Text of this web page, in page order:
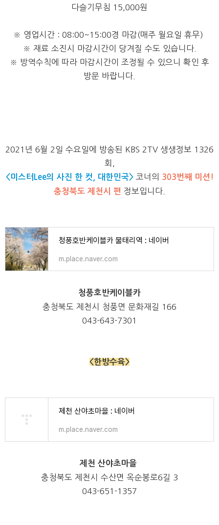
다슬기무침 15,000원
※ 영업시간 : 08:00~15:00경 마감(매주 월요일 휴무)
※ 재료 소진시 마감시간이 당겨질 수도 있습니다.
※ 방역수칙에 따라 마감시간이 조정될 수 있으니 확인 후
방문 바랍니다.
2021년 6월 2일 수요일에 방송된 KBS 2TV 생생정보 1326
회,
<미스터Lee의 사진 한 컷, 대한민국> 코너의 303번째 미션!
충청북도 제천시 편 정보입니다.
청풍호반케이블카 물태리역 : 네이버
m.place.naver.com
청풍호반케이블카
충청북도 제천시 청풍면 문화재길 166
043-643-7301
<한방수육>
제천 산야초마을 : 네이버
m.place.naver.com
제천 산야초마을
충청북도 제천시 수산면 옥순봉로6길 3
043-651-1357